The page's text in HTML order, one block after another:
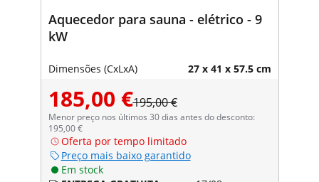
Aquecedor para sauna - elétrico - 9
kW
Dimensões (CxLxA) 27 x 41 x 57.5 cm
185,00 €195,00 €
Menor preço nos últimos 30 dias antes do desconto:
195,00 €
Oferta por tempo limitado
Preço mais baixo garantido
Em stock